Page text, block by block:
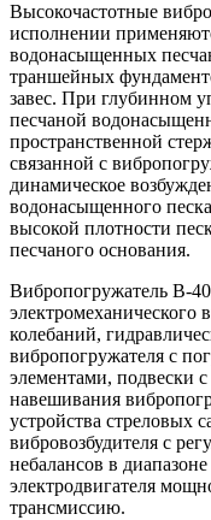
Высокочастотные
исполнении
водонасыщенных
траншейных
завес. При глубинном
песчаной
пространственной
связанной с
динамическое
водонасыщенного
высокой плотности
песчаного основания.
Вибропогружатель В-
электромеханического
колебаний,
вибропогружателя с
элементами, подвески
навешивания
устройства стреловых
вибровозбудителя с
небалансов в
электродвигателя
трансмиссию.